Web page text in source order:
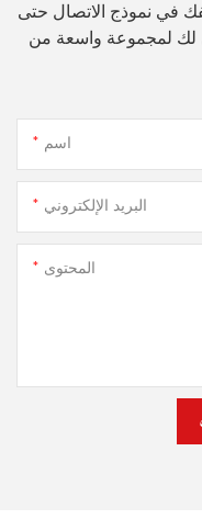
في نموذج الاتصال حتى
لمجموعة واسعة من
اسم
البريد الإلكتروني
المحتوى